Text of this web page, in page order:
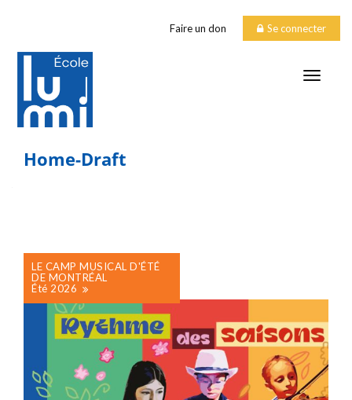
Faire un don Se connecter
Home-Draft
LE CAMP MUSICAL D'ÉTÉ
DE MONTRÉAL
Été 2026